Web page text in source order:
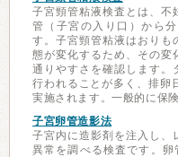
子宮頸管粘液検査とは、不
管（子宮の入り口）から
す。子宮頸管粘液はおりも
態が変化するため、その変
通りやすさを確認します。
行われることが多く、排卵
実施されます。一般的に保
子宮卵管造影法
子宮内に造影剤を注入し、
異常を調べる検査です。